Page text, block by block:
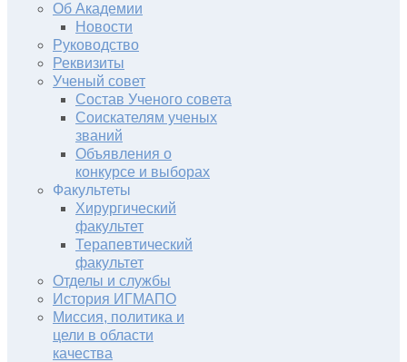
Об Академии
Новости
Руководство
Реквизиты
Ученый совет
Состав Ученого совета
Соискателям ученых
званий
Объявления о
конкурсе и выборах
Факультеты
Хирургический
факультет
Терапевтический
факультет
Отделы и службы
История ИГМАПО
Миссия, политика и
цели в области
качества